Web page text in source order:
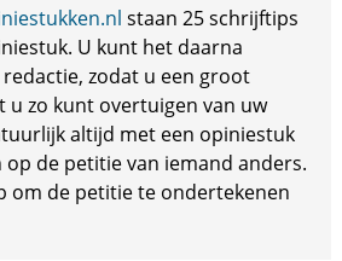
staan 25 schrijftips
U kunt het daarna
zodat u een groot
u zo kunt overtuigen van uw
altijd met een opiniestuk
de petitie van iemand anders.
om de petitie te ondertekenen